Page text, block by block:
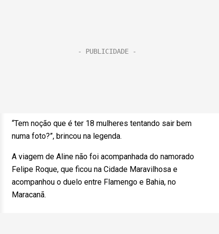
“Tem noção que é ter 18 mulheres tentando sair bem
numa foto?”, brincou na legenda.
A viagem de Aline não foi acompanhada do namorado
Felipe Roque, que ficou na Cidade Maravilhosa e
acompanhou o duelo entre Flamengo e Bahia, no
Maracanã.